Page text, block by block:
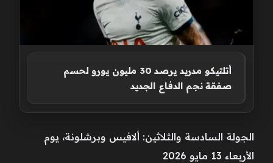
أتلتيكو مدريد يرصد 30 مليون يورو لحسم
صفقة نجم الدفاع الجديد
الجولة السادسة والثلاثين: ألافيس وبرشلونة، يوم
الأربعاء 13 مايو 2026